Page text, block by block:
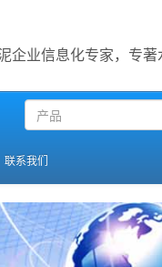
业信息化专家，专著
联系我们